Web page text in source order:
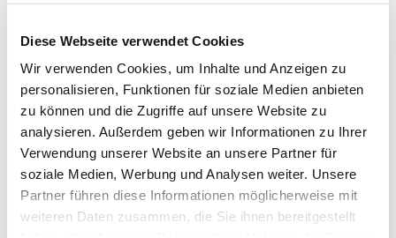
Diese Webseite verwendet Cookies
Wir verwenden Cookies, um Inhalte und Anzeigen zu
personalisieren, Funktionen für soziale Medien anbieten
zu können und die Zugriffe auf unsere Website zu
analysieren. Außerdem geben wir Informationen zu Ihrer
Verwendung unserer Website an unsere Partner für
soziale Medien, Werbung und Analysen weiter. Unsere
Partner führen diese Informationen möglicherweise mit
weiteren Daten zusammen, die Sie ihnen bereitgestellt
Dies könnte Sie auch
interessieren